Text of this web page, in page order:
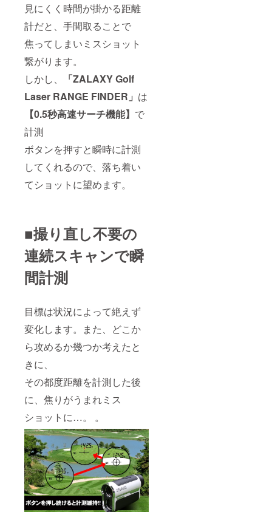
見にくく時間が掛かる距離
計だと、手間取ることで
焦ってしまいミスショット
繋がります。
しかし、
「ZALAXY Golf
Laser RANGE FINDER」 は
【0.5秒高速サーチ機能】 で
計測
ボタンを押すと瞬時に計測
してくれるので、落ち着い
てショットに望めます。
■撮り直し不要の
連続スキャンで瞬
間計測
目標は状況によって絶えず
変化します。また、どこか
ら攻めるか幾つか考えたと
きに、
その都度距離を計測した後
に、焦りがうまれミス
ショットに…。 。